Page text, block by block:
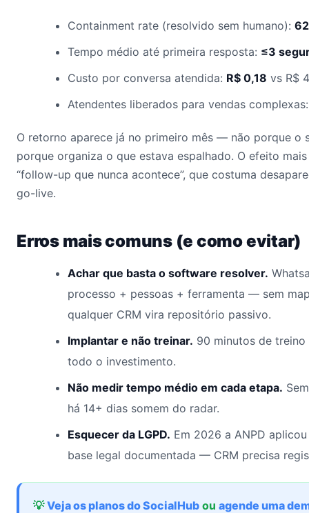
Containment rate (resolvido sem humano):
Tempo médio até primeira resposta: ≤3
Custo por conversa atendida: R$ 0,18 vs R$
Atendentes liberados para vendas
O retorno aparece já no primeiro mês — não porque o
porque organiza o que estava espalhado. O efeito
“follow-up que nunca acontece”, que costuma
go-live.
Erros mais comuns (e como evitar)
Achar que basta o software resolver.
processo + pessoas + ferramenta — sem
qualquer CRM vira repositório passivo.
Implantar e não treinar. 90 minutos de
todo o investimento.
Não medir tempo médio em cada etapa.
há 14+ dias somem do radar.
Esquecer da LGPD. Em 2026 a ANPD
base legal documentada — CRM precisa
💡Veja os planos do SocialHub ou agende uma